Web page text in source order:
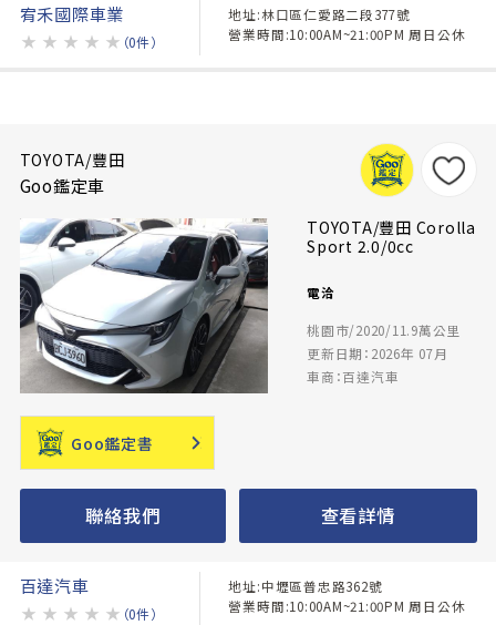
宥禾國際車業
★ ★ ★ ★ ★ （0件）
地址:林口區仁愛路二段377號
營業時間:10:00AM~21:00PM 周日公休
TOYOTA/豐田
Goo鑑定車
TOYOTA/豐田 Corolla
Sport 2.0/0cc
電洽
桃園市/2020/11.9萬公里
更新日期：2026年 07月
車商：百達汽車
Goo鑑定書
聯絡我們 查看詳情
百達汽車
★ ★ ★ ★ ★ （0件）
地址:中壢區普忠路362號
營業時間:10:00AM~21:00PM 周日公休